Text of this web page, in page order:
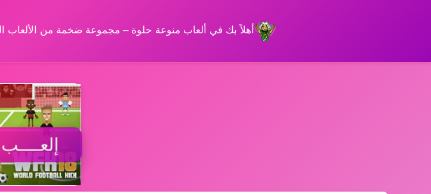
أهلاً بك في ألعاب منوعة حلوة – مجموعة ضخمة من الألعاب
إلعــــب